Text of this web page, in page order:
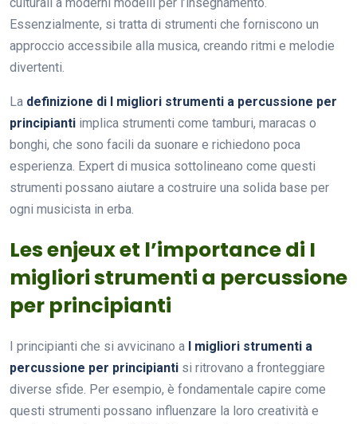
Essenzialmente, si tratta di strumenti che forniscono un
approccio accessibile alla musica, creando ritmi e melodie
divertenti.
La definizione di I migliori strumenti a percussione per
principianti implica strumenti come tamburi, maracas o
bonghi, che sono facili da suonare e richiedono poca
esperienza. Expert di musica sottolineano come questi
strumenti possano aiutare a costruire una solida base per
ogni musicista in erba.
Les enjeux et l’importance di I
migliori strumenti a percussione
per principianti
I principianti che si avvicinano a I migliori strumenti a
percussione per principianti si ritrovano a fronteggiare
diverse sfide. Per esempio, è fondamentale capire come
questi strumenti possano influenzare la loro creatività e